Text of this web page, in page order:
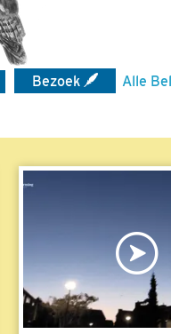
Bezoek Alle